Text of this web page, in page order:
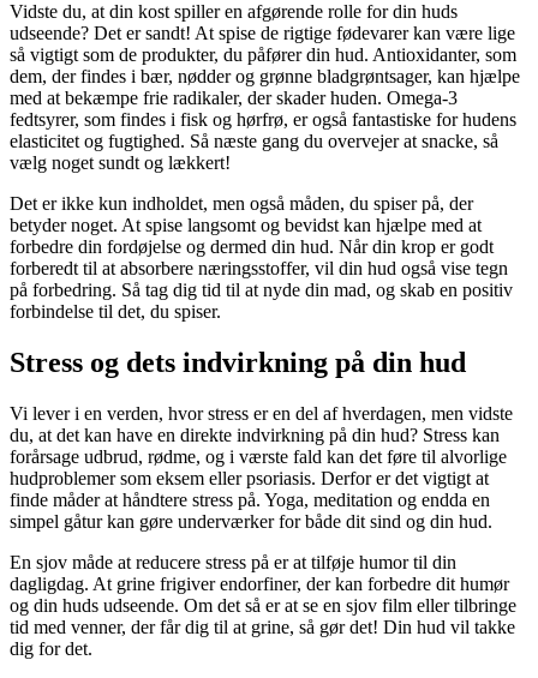
Vidste du, at din kost spiller en afgørende rolle for din huds
udseende? Det er sandt! At spise de rigtige fødevarer kan være lige
så vigtigt som de produkter, du påfører din hud. Antioxidanter, som
dem, der findes i bær, nødder og grønne bladgrøntsager, kan hjælpe
med at bekæmpe frie radikaler, der skader huden. Omega-3
fedtsyrer, som findes i fisk og hørfrø, er også fantastiske for hudens
elasticitet og fugtighed. Så næste gang du overvejer at snacke, så
vælg noget sundt og lækkert!
Det er ikke kun indholdet, men også måden, du spiser på, der
betyder noget. At spise langsomt og bevidst kan hjælpe med at
forbedre din fordøjelse og dermed din hud. Når din krop er godt
forberedt til at absorbere næringsstoffer, vil din hud også vise tegn
på forbedring. Så tag dig tid til at nyde din mad, og skab en positiv
forbindelse til det, du spiser.
Stress og dets indvirkning på din hud
Vi lever i en verden, hvor stress er en del af hverdagen, men vidste
du, at det kan have en direkte indvirkning på din hud? Stress kan
forårsage udbrud, rødme, og i værste fald kan det føre til alvorlige
hudproblemer som eksem eller psoriasis. Derfor er det vigtigt at
finde måder at håndtere stress på. Yoga, meditation og endda en
simpel gåtur kan gøre underværker for både dit sind og din hud.
En sjov måde at reducere stress på er at tilføje humor til din
dagligdag. At grine frigiver endorfiner, der kan forbedre dit humør
og din huds udseende. Om det så er at se en sjov film eller tilbringe
tid med venner, der får dig til at grine, så gør det! Din hud vil takke
dig for det.